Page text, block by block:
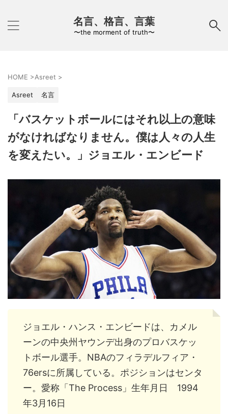
名言、格言、言葉
〜the morment of truth〜
HOME >Asreet >
Asreet 名言
「バスケットボールにはそれ以上の意味
がなければなりません。僕は人々の人生
を変えたい。」ジョエル・エンビード
ジョエル・ハンス・エンビードは、カメル
ーンの中央州ヤウンデ出身のプロバスケッ
トボール選手。NBAのフィラデルフィア・
76ersに所属している。ポジションはセンタ
ー。愛称「The Process」生年月日 1994
年3月16日